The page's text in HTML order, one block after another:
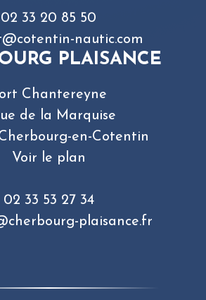
02 33 20 85 50
nautic.com
PLAISANCE
Chantereyne
de la Marquise
en-Cotentin
Voir le plan
02 33 53 27 34
plaisance.fr